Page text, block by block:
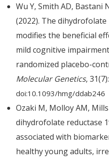
Wu Y, Smith AD, Bastani
(2022). The
modifies the beneficial
mild cognitive
randomized placebo-
Molecular Genetics,
doi:10.1093/hmg/ddab246
Ozaki M, Molloy AM, Mills
dihydrofolate reductase
associated with
healthy young adults,